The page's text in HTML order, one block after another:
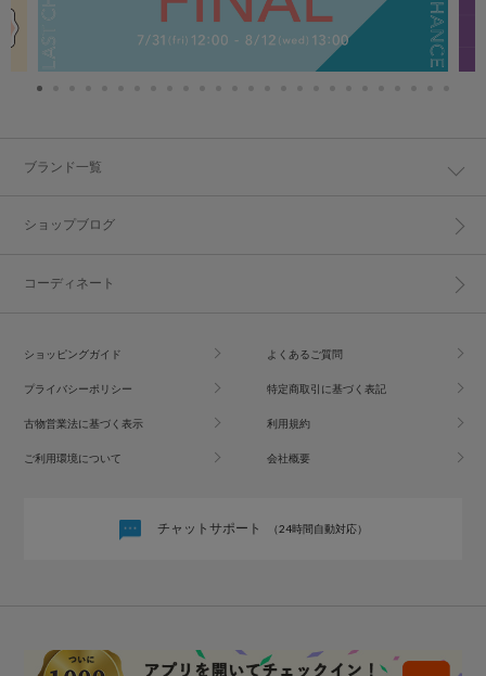
ブランド一覧
ショップブログ
コーディネート
ショッピングガイド よくあるご質問
プライバシーポリシー 特定商取引に基づく表記
古物営業法に基づく表示 利用規約
ご利用環境について 会社概要
チャットサポート （24時間自動対応）